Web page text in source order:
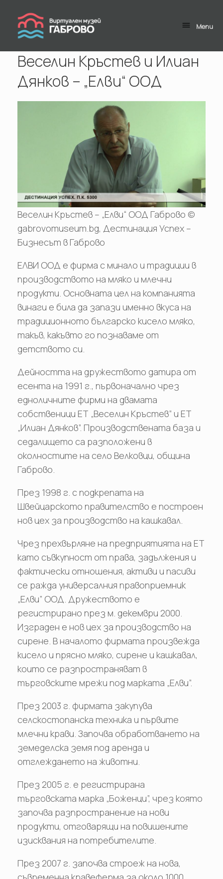
content
Menu
Веселин Кръстев и Илиан
Дянков – „Елви“ ООД
Веселин Кръстев – „Елви“ ООД Габрово ©
gabrovomuseum.bg, Дестинация Успех –
Бизнесът в Габрово
ЕЛВИ ООД е фирма с минало и традиции в
производството на мляко и млечни
продукти. Основната цел на компанията
винаги е била да запази именно вкуса на
традиционното българско кисело мляко,
такъв, какъвто го познаваме от
детството си.
Дейността на дружеството датира от
есента на 1991 г., първоначално чрез
едноличните фирми на двамата
собственици ЕТ „Веселин Кръстев” и ЕТ
„Илиан Дянков”. Производствената база и
седалището са разположени в
околностите на село Велковци, община
Габрово.
През 1998 г. с подкрепата на
Швейцарското правителство е построен
нов цех за производство на кашкавал.
Чрез прехвърляне на предприятията на ЕТ
като съвкупност от права, задължения и
фактически отношения, активи и пасиви
се ражда универсалния правоприемник
„Елви” ООД. Дружеството е
регистрирано през м. декември 2000.
Изграден е нов цех за производство на
сирене. В началото фирмата произвежда
кисело и прясно мляко, сирене и кашкавал,
които се разпространяват в
търговските мрежи под марката „Елви”.
През 2003 г. фирмата закупува
селскостопанска техника и първите
млечни крави. Започва обработването на
земеделска земя под аренда и
отглеждането на животни.
През 2005 г. е регистрирана
търговската марка „Боженци”, чрез която
започва разпространение на нови
продукти, отговарящи на повишените
изисквания на потребителите.
През 2007 г. започва строеж на нова,